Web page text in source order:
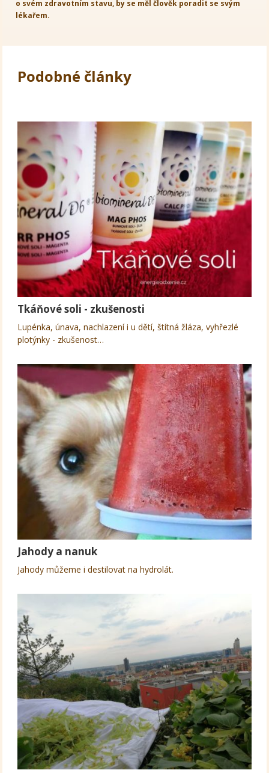
o svém zdravotním stavu, by se měl člověk poradit se svým
lékařem.
Podobné články
Tkáňové soli - zkušenosti
Lupénka, únava, nachlazení i u dětí, štítná žláza, vyhřezlé
plotýnky - zkušenost…
Jahody a nanuk
Jahody můžeme i destilovat na hydrolát.